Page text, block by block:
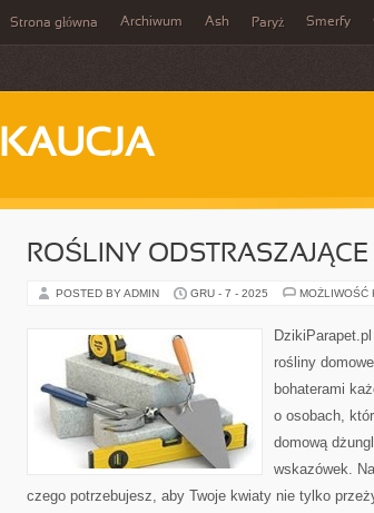
Strona główna Archiwum Ash Paryż Smerfy
KAUCJA
ROŚLINY
POSTED BY ADMIN GRU - 7 - 2025 MOŻLIWOŚĆ
rośliny
bohaterami
o osobach,
domową
wskazówek.
czego potrzebujesz, aby Twoje kwiaty nie tylko